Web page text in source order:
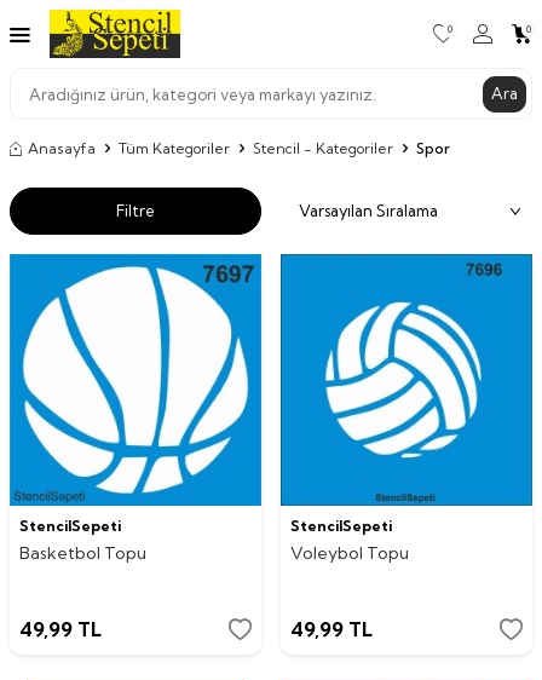
Ara
0 0
Anasayfa Tüm Kategoriler Stencil - Kategoriler Spor
Filtre
StencilSepeti
Basketbol Topu
49,99 TL
StencilSepeti
Voleybol Topu
49,99 TL